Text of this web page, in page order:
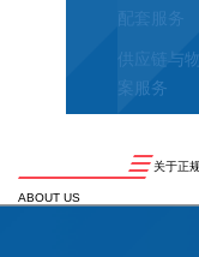
配套服务
供应链与
案服务
关于正
ABOUT US